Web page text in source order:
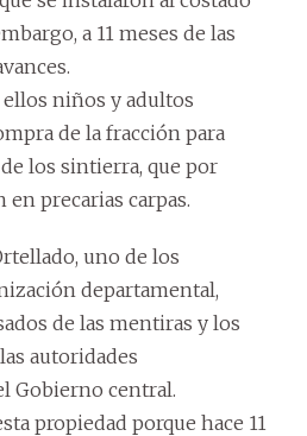
a 11 meses de las
niños y adultos
de la fracción para
los sintierra, que por
en precarias carpas.
uno de los
departamental,
de las mentiras y los
autoridades
Gobierno central.
propiedad porque hace 11